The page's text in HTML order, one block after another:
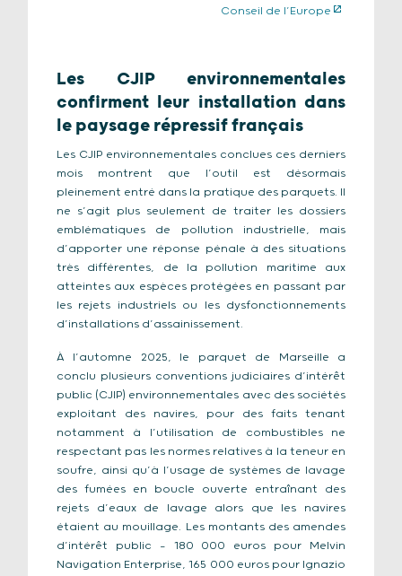
Conseil de l’Europe
Les CJIP environnementales
confirment leur installation dans
le paysage répressif français
Les CJIP environnementales conclues ces derniers
mois montrent que l’outil est désormais
pleinement entré dans la pratique des parquets. Il
ne s’agit plus seulement de traiter les dossiers
emblématiques de pollution industrielle, mais
d’apporter une réponse pénale à des situations
très différentes, de la pollution maritime aux
atteintes aux espèces protégées en passant par
les rejets industriels ou les dysfonctionnements
d’installations d’assainissement.
À l’automne 2025, le parquet de Marseille a
conclu plusieurs conventions judiciaires d’intérêt
public (CJIP) environnementales avec des sociétés
exploitant des navires, pour des faits tenant
notamment à l’utilisation de combustibles ne
respectant pas les normes relatives à la teneur en
soufre, ainsi qu’à l’usage de systèmes de lavage
des fumées en boucle ouverte entraînant des
rejets d’eaux de lavage alors que les navires
étaient au mouillage. Les montants des amendes
d’intérêt public — 180 000 euros pour Melvin
Navigation Enterprise, 165 000 euros pour Ignazio